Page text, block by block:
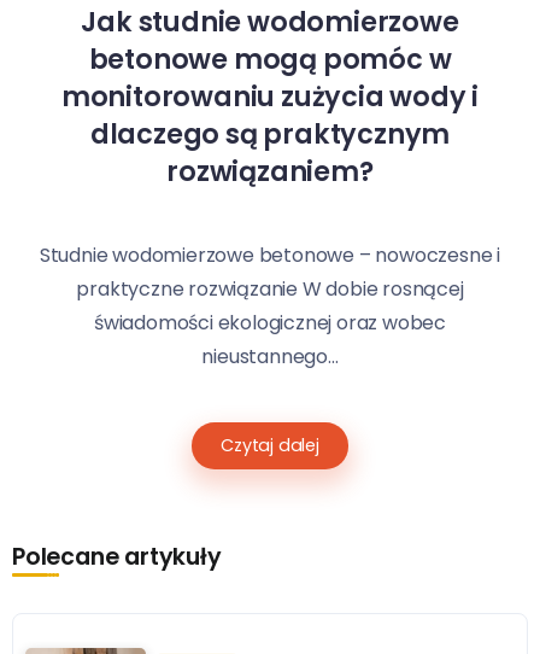
Jak studnie wodomierzowe
betonowe mogą pomóc w
monitorowaniu zużycia wody i
dlaczego są praktycznym
rozwiązaniem?
Studnie wodomierzowe betonowe – nowoczesne i
praktyczne rozwiązanie W dobie rosnącej
świadomości ekologicznej oraz wobec
nieustannego...
Czytaj dalej
Polecane artykuły